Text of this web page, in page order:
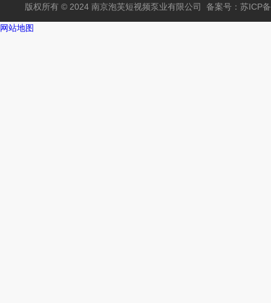
版权所有 © 2024 南京泡芙短视频泵业有限公司 备案号：苏
网站地图